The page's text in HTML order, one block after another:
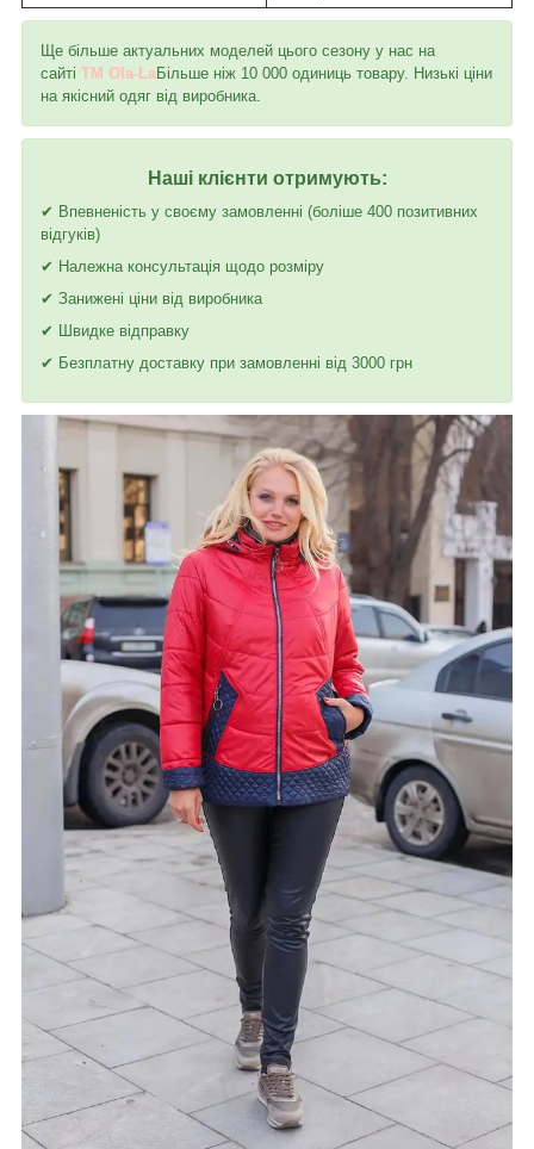
Ще більше актуальних моделей цього сезону у нас на
сайті TM Ola-LaБільше ніж 10 000 одиниць товару. Низькі ціни
на якісний одяг від виробника.
Наші клієнти отримують:
✔ Впевненість у своєму замовленні (боліше 400 позитивних
відгуків)
✔ Належна консультація щодо розміру
✔ Занижені ціни від виробника
✔ Швидке відправку
✔ Безплатну доставку при замовленні від 3000 грн